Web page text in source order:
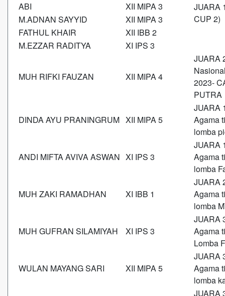
JUARA
CUP 2)
ABI
XII MIPA 3
M.ADNAN SAYYID
XII MIPA 3
FATHUL KHAIR
XII IBB 2
M.EZZAR RADITYA
XI IPS 3
MUH RIFKI FAUZAN XII MIPA 4
JUARA
2023-
PUTRA
DINDA AYU PRANINGRUM XII MIPA 5
JUARA
Agama
lomba
ANDI MIFTA AVIVA ASWAN XI IPS 3
JUARA
Agama
lomba
MUH ZAKI RAMADHAN XI IBB 1
JUARA
Agama
lomba
MUH GUFRAN SILAMIYAH XI IPS 3
JUARA
Agama
Lomba
WULAN MAYANG SARI XII MIPA 5
JUARA
Agama
lomba
JUARA